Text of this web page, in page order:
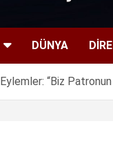
DÜNYA
“Biz